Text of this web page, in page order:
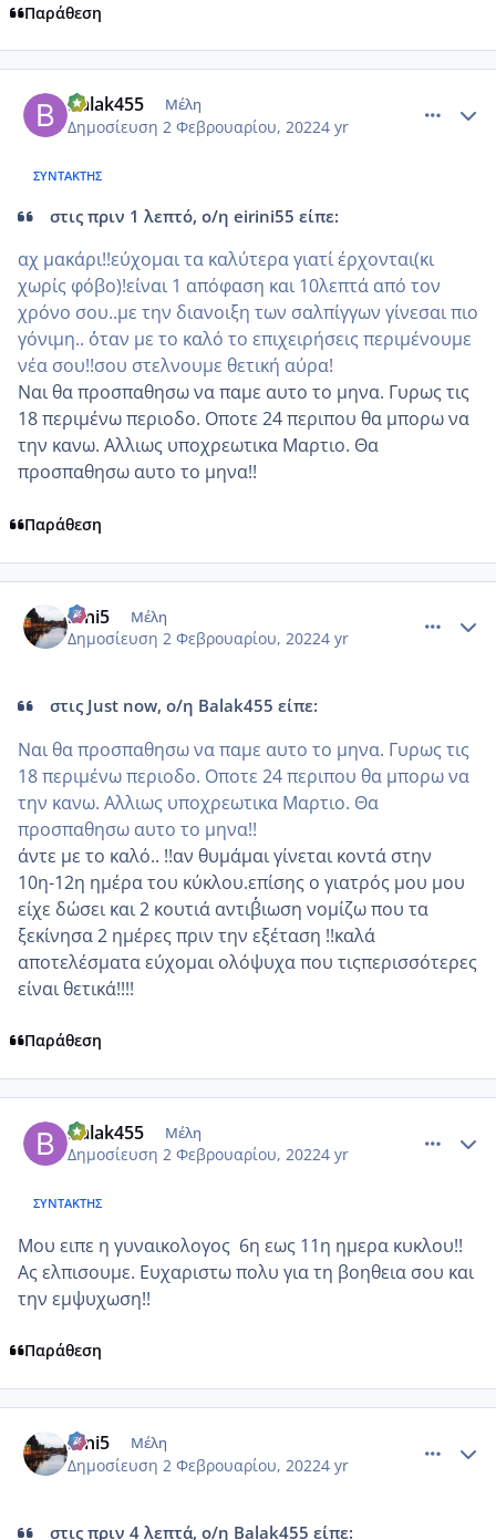
Παράθεση
Balak455 Μέλη
Δημοσίευση 2 Φεβρουαρίου, 20224 yr
ΣΥΝΤΆΚΤΗΣ
στις πριν 1 λεπτό, ο/η eirini55 είπε:
αχ μακάρι!!εύχομαι τα καλύτερα γιατί έρχονται(κι
χωρίς φόβο)!είναι 1 απόφαση και 10λεπτά από τον
χρόνο σου..με την διανοιξη των σαλπίγγων γίνεσαι πιο
γόνιμη.. ΄΄οταν με το καλό το επιχειρήσεις περιμένουμε
νέα σου!!σου στελνουμε θετική αύρα!
Ναι θα προσπαθησω να παμε αυτο το μηνα. Γυρως τις
18 περιμένω περιοδο. Οποτε 24 περιπου θα μπορω να
την κανω. Αλλιως υποχρεωτικα Μαρτιο. Θα
προσπαθησω αυτο το μηνα!!
Παράθεση
irini5 Μέλη
Δημοσίευση 2 Φεβρουαρίου, 20224 yr
στις Just now, ο/η Balak455 είπε:
Ναι θα προσπαθησω να παμε αυτο το μηνα. Γυρως τις
18 περιμένω περιοδο. Οποτε 24 περιπου θα μπορω να
την κανω. Αλλιως υποχρεωτικα Μαρτιο. Θα
προσπαθησω αυτο το μηνα!!
άντε με το καλό.. !!αν θυμάμαι γίνεται κοντά στην
10η-12η ημέρα του κύκλου.επίσης ο γιατρός μου μου
είχε δώσει και 2 κουτιά αντιβ΄΄ιωση νομίζω που τα
ξεκίνησα 2 ημέρες πριν την εξέταση !!καλά
αποτελέσματα εύχομαι ολόψυχα που τιςπερισσότερες
είναι θετικά!!!!
Παράθεση
Balak455 Μέλη
Δημοσίευση 2 Φεβρουαρίου, 20224 yr
ΣΥΝΤΆΚΤΗΣ
Μου ειπε η γυναικολογος 6η εως 11η ημερα κυκλου!!
Ας ελπισουμε. Ευχαριστω πολυ για τη βοηθεια σου και
την εμψυχωση!!
Παράθεση
irini5 Μέλη
Δημοσίευση 2 Φεβρουαρίου, 20224 yr
στις πριν 4 λεπτά, ο/η Balak455 είπε: